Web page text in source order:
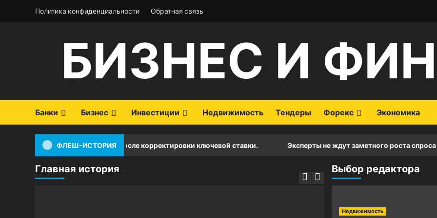
Политика конфиденциальности Обратная связь
БИЗНЕС И
Банки Бизнес Инвестиции Недвижимость Тендеры Форекс Экономика
ФЛЕШ-ИСТОРИЯ
ставки по ипотеке после корректировки ключевой ставки. Эксперты не ждут заметного роста спроса на
Главная история Выбор редактора
Недвижимость